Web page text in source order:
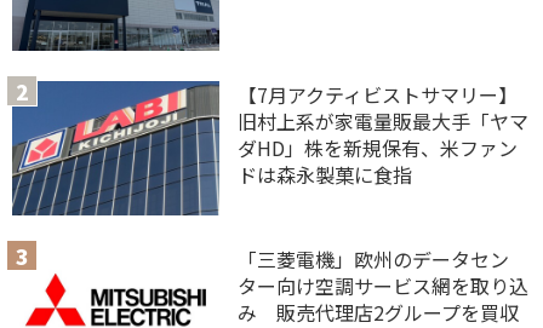
【7月アクティビストサマリー】
旧村上系が家電量販最大手「ヤマ
ダHD」株を新規保有、米ファン
ドは森永製菓に食指
「三菱電機」欧州のデータセン
ター向け空調サービス網を取り込
み 販売代理店2グループを買収